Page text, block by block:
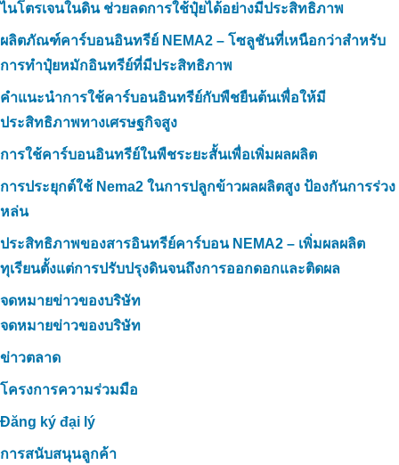
ไนโตรเจนในดิน ช่วยลดการใช้ปุ๋ยได้อย่างมีประสิทธิภาพ
ผลิตภัณฑ์คาร์บอนอินทรีย์ NEMA2 – โซลูชันที่เหนือกว่าสำหรับ
การทำปุ๋ยหมักอินทรีย์ที่มีประสิทธิภาพ
คำแนะนำการใช้คาร์บอนอินทรีย์กับพืชยืนต้นเพื่อให้มี
ประสิทธิภาพทางเศรษฐกิจสูง
การใช้คาร์บอนอินทรีย์ในพืชระยะสั้นเพื่อเพิ่มผลผลิต
การประยุกต์ใช้ Nema2 ในการปลูกข้าวผลผลิตสูง ป้องกันการร่วง
หล่น
ประสิทธิภาพของสารอินทรีย์คาร์บอน NEMA2 – เพิ่มผลผลิต
ทุเรียนตั้งแต่การปรับปรุงดินจนถึงการออกดอกและติดผล
จดหมายข่าวของบริษัท
จดหมายข่าวของบริษัท
ข่าวตลาด
โครงการความร่วมมือ
Đăng ký đại lý
การสนับสนุนลูกค้า